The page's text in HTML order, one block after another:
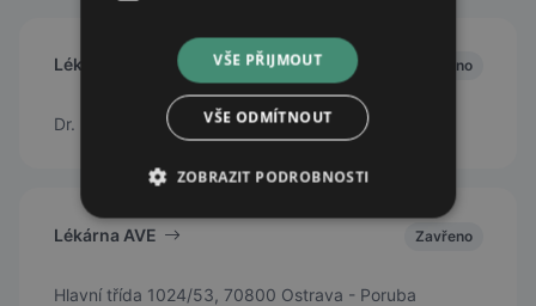
Lékárna AVE Zavřeno
Dr. Martínka 1295/2b, Ostrava – Hrabůvka 700 30
Lékárna AVE Zavřeno
Hlavní třída 1024/53, 70800 Ostrava - Poruba
VŠE PŘIJMOUT
VŠE ODMÍTNOUT
ZOBRAZIT PODROBNOSTI